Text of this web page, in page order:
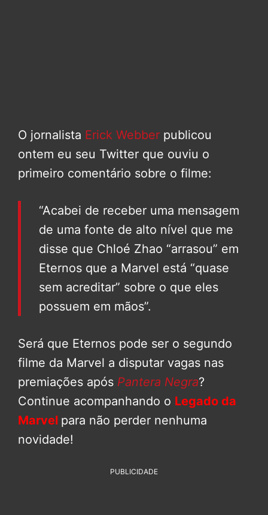
O jornalista Erick Webber publicou
ontem eu seu Twitter que ouviu o
primeiro comentário sobre o filme:
“Acabei de receber uma mensagem
de uma fonte de alto nível que me
disse que Chloé Zhao “arrasou” em
Eternos que a Marvel está “quase
sem acreditar” sobre o que eles
possuem em mãos”.
Será que Eternos pode ser o segundo
filme da Marvel a disputar vagas nas
premiações após Pantera Negra?
Continue acompanhando o Legado da
Marvel para não perder nenhuma
novidade!
PUBLICIDADE